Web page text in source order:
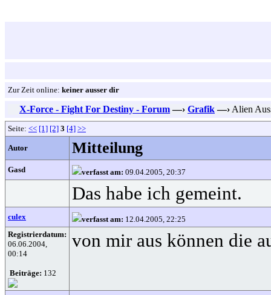
Zur Zeit online: keiner ausser dir
X-Force - Fight For Destiny - Forum —› Grafik —› Alien
Seite: << [1] [2] 3 [4] >>
Autor Mitteilung
Gasd verfasst am: 09.04.2005, 20:37
Das habe ich gemeint.
culex verfasst am: 12.04.2005, 22:25
Registrierdatum:
06.06.2004,
00:14
Beiträge: 132
von mir aus können die